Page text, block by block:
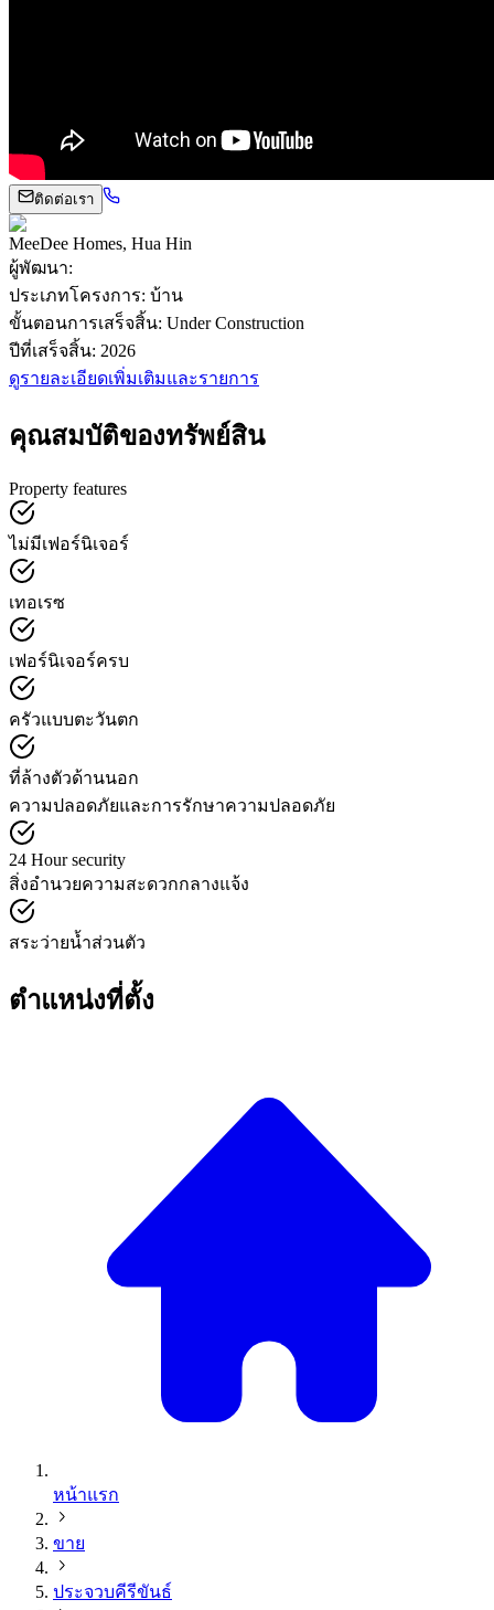
ติดต่อเรา
MeeDee Homes, Hua Hin
ผู้พัฒนา:
ประเภทโครงการ: บ้าน
ขั้นตอนการเสร็จสิ้น: Under Construction
ปีที่เสร็จสิ้น: 2026
ดูรายละเอียดเพิ่มเติมและรายการ
คุณสมบัติของทรัพย์สิน
Property features
ไม่มีเฟอร์นิเจอร์
เทอเรซ
เฟอร์นิเจอร์ครบ
ครัวแบบตะวันตก
ที่ล้างตัวด้านนอก
ความปลอดภัยและการรักษาความปลอดภัย
24 Hour security
สิ่งอำนวยความสะดวกกลางแจ้ง
สระว่ายน้ำส่วนตัว
ตำแหน่งที่ตั้ง
หน้าแรก
ขาย
ประจวบคีรีขันธ์